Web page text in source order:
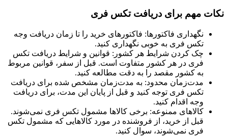
نکات مهم برای دریافت تکس فری
نگهداری فاکتورها: فاکتورهای خرید را تا زمان دریافت وجه
تکس فری به خوبی نگهداری کنید.
چک کردن شرایط هر کشور: قوانین و شرایط دریافت تکس
فری در هر کشور متفاوت است. قبل از سفر، قوانین مربوط
به کشور مقصد را به دقت مطالعه کنید.
مدت‌زمان محدود: به مدت‌زمان مشخص شده برای دریافت
تکس فری توجه کنید و قبل از پایان این مدت، برای دریافت
وجه اقدام کنید.
کالاهای ممنوعه: برخی کالاها مشمول تکس فری نمی‌شوند.
قبل از خرید، از فروشنده در مورد کالاهایی که مشمول تکس
فری نمی‌شوند، سوال کنید.